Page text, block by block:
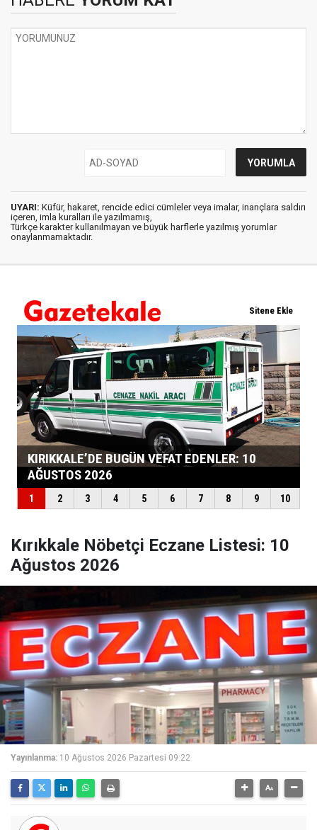
UYARI: Küfür, hakaret, rencide edici cümleler veya imalar, inançlara saldırı
içeren, imla kuralları ile yazılmamış,
Türkçe karakter kullanılmayan ve büyük harflerle yazılmış yorumlar
onaylanmamaktadır.
Kırıkkale Nöbetçi Eczane Listesi: 10
Ağustos 2026
Yayınlanma: 10 Ağustos 2026 Pazartesi 09:22